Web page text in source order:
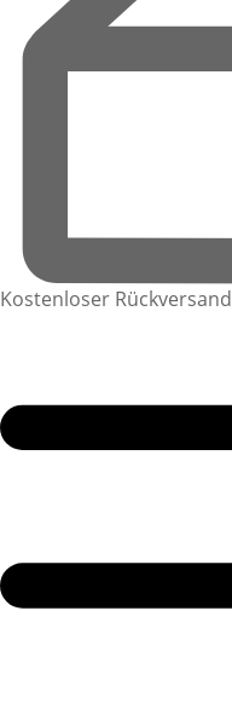
Kostenloser Rückversand